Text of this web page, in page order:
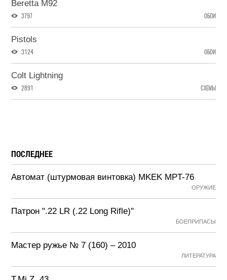
Beretta M92
3797 ОБОИ
Pistols
3124 ОБОИ
Colt Lightning
2891 СХЕМЫ
ПОСЛЕДНЕЕ
Автомат (штурмовая винтовка) MKEK MPT-76
ОРУЖИЕ
Патрон ".22 LR (.22 Long Rifle)"
БОЕПРИПАСЫ
Мастер ружье № 7 (160) – 2010
ЛИТЕРАТУРА